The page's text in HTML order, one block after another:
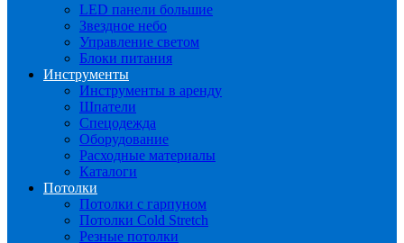
LED панели большие
Звездное небо
Управление светом
Блоки питания
Инструменты
Инструменты в аренду
Шпатели
Спецодежда
Оборудование
Расходные материалы
Каталоги
Потолки
Потолки с гарпуном
Потолки Cold Stretch
Резные потолки